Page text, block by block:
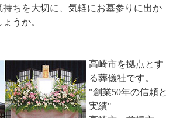
持ちを大切に、気軽にお墓参りに出か
うか。
高崎市を拠点とす
る葬儀社です。
"創業50年の信頼と
実績"